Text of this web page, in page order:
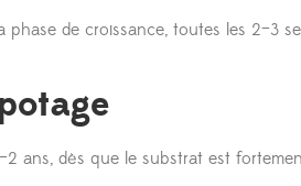
phase de croissance, toutes les 2–3
ans, dès que le substrat est